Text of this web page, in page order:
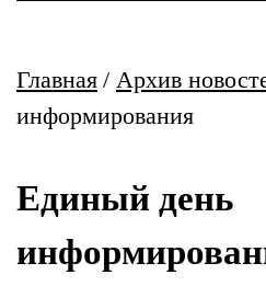
Главная / Архив
информирования
Единый день